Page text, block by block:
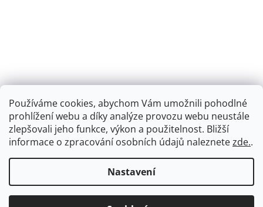
Používáme cookies, abychom Vám umožnili pohodlné
prohlížení webu a díky analýze provozu webu neustále
zlepšovali jeho funkce, výkon a použitelnost. Bližší
informace o zpracování osobních údajů naleznetezde..
Nastavení